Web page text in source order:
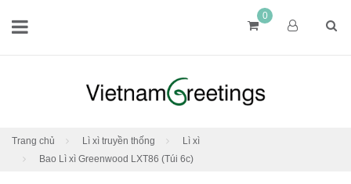
0
Trang chủ Lì xì truyền thống
Lì xì
Bao Lì xì Greenwood LXT86 (Túi 6c)